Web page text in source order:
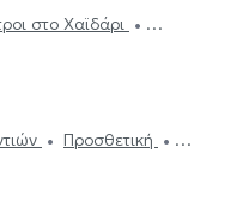
στο Χαϊδάρι
Αναργύρους
Οδοντίατροι
Προσθετική